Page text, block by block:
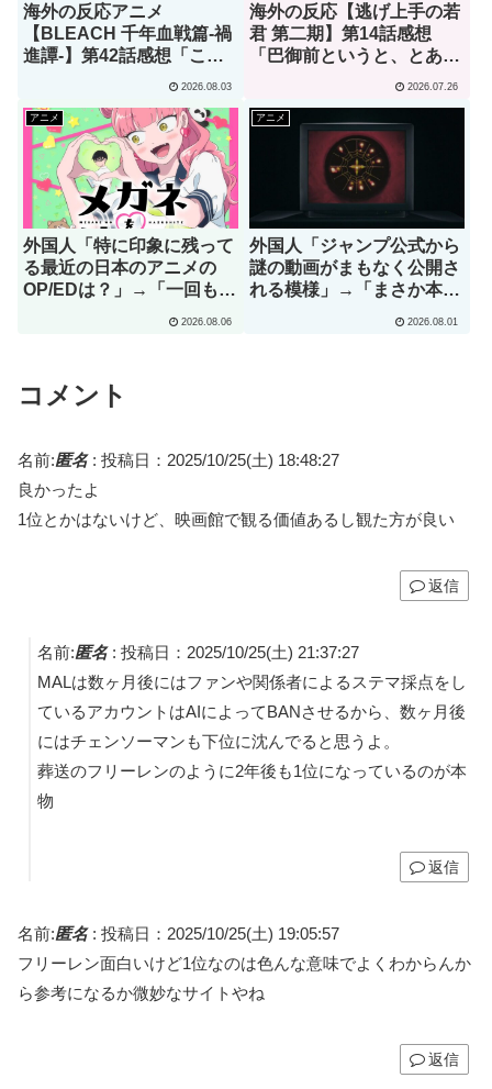
海外の反応アニメ
【BLEACH 千年血戦篇-禍
進譚-】第42話感想「この
2026.08.03
海外の反応【逃げ上手の若
君 第二期】第14話感想
「巴御前というと、とある
2026.07.26
アニメ
外国人「特に印象に残って
る最近の日本のアニメの
OP/EDは？」→「一回も飛
2026.08.06
アニメ
外国人「ジャンプ公式から
謎の動画がまもなく公開さ
れる模様」→「まさか本当
2026.08.01
コメント
名前:匿名: 投稿日：2025/10/25(土) 18:48:27
良かったよ
1位とかはないけど、映画館で観る価値あるし観た方が良い
返信
名前:匿名: 投稿日：2025/10/25(土) 21:37:27
MALは数ヶ月後にはファンや関係者によるステマ採点をし
ているアカウントはAIによってBANさせるから、数ヶ月後
にはチェンソーマンも下位に沈んでると思うよ。
葬送のフリーレンのように2年後も1位になっているのが本
物
返信
名前:匿名: 投稿日：2025/10/25(土) 19:05:57
フリーレン面白いけど1位なのは色んな意味でよくわからんか
ら参考になるか微妙なサイトやね
返信